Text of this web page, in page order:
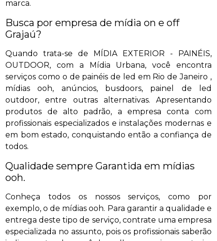
marca.
Busca por empresa de mídia on e off
Grajaú?
Quando trata-se de MÍDIA EXTERIOR - PAINÉIS,
OUTDOOR, com a Mídia Urbana, você encontra
serviços como o de painéis de led em Rio de Janeiro ,
mídias ooh, anúncios, busdoors, painel de led
outdoor, entre outras alternativas. Apresentando
produtos de alto padrão, a empresa conta com
profissionais especializados e instalações modernas e
em bom estado, conquistando então a confiança de
todos.
Qualidade sempre Garantida em mídias
ooh.
Conheça todos os nossos serviços, como por
exemplo, o de mídias ooh. Para garantir a qualidade e
entrega deste tipo de serviço, contrate uma empresa
especializada no assunto, pois os profissionais saberão